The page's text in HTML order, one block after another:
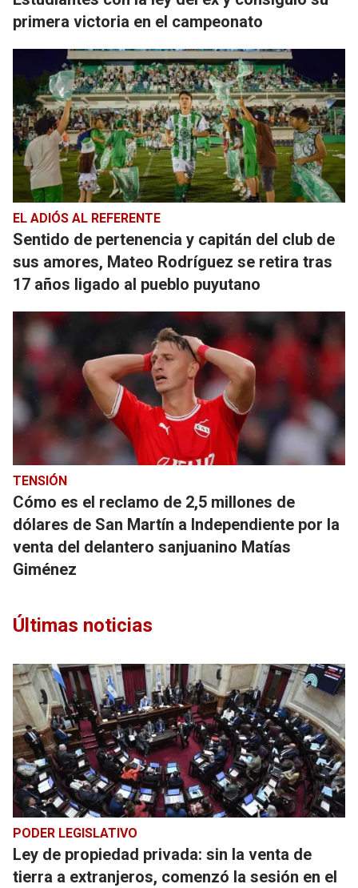
primera victoria en el campeonato
EL ADIÓS AL REFERENTE
Sentido de pertenencia y capitán del club de
sus amores, Mateo Rodríguez se retira tras
17 años ligado al pueblo puyutano
TENSIÓN
Cómo es el reclamo de 2,5 millones de
dólares de San Martín a Independiente por la
venta del delantero sanjuanino Matías
Giménez
Últimas noticias
PODER LEGISLATIVO
Ley de propiedad privada: sin la venta de
tierra a extranjeros, comenzó la sesión en el